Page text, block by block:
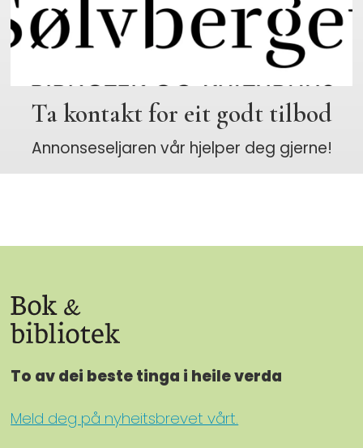
Ta kontakt for eit godt tilbod
Annonseseljaren vår hjelper deg gjerne!
To av dei beste tinga i heile verda
Meld deg på nyheitsbrevet vårt.